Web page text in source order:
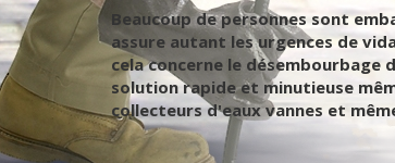
Beaucoup de personnes sont
assure autant les urgences de
cela concerne le désembourbage
solution rapide et minutieuse
collecteurs d'eaux vannes et